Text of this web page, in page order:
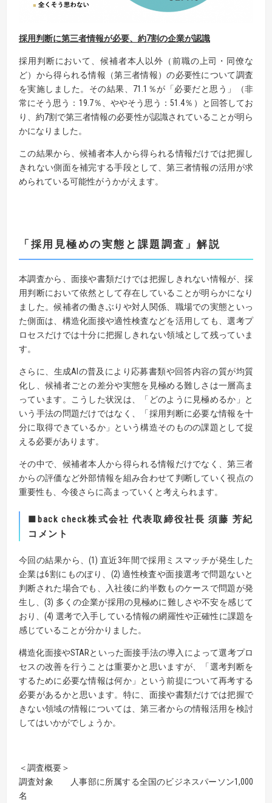
採用判断に第三者情報が必要、 約7割の企業が認識
採用判断において、候補者本人以外（前職の上司・同僚な
ど）から得られる情報（第三者情報）の必要性について調査
を実施しました。その結果、71.1％が「必要だと思う」（非
常にそう思う：19.7％、ややそう思う：51.4％）と回答してお
り、約7割で第三者情報の必要性が認識されていることが明ら
かになりました。
この結果から、候補者本人から得られる情報だけでは把握し
きれない側面を補完する手段として、第三者情報の活用が求
められている可能性がうかがえます。
「採用見極めの実態と課題調査」解説
本調査から、面接や書類だけでは把握しきれない情報が、採
用判断において依然として存在していることが明らかになり
ました。候補者の働きぶりや対人関係、職場での実態といっ
た側面は、構造化面接や適性検査などを活用しても、選考プ
ロセスだけでは十分に把握しきれない領域として残っていま
す。
さらに、生成AIの普及により応募書類や回答内容の質が均質
化し、候補者ごとの差分や実態を見極める難しさは一層高ま
っています。こうした状況は、「どのように見極めるか」と
いう手法の問題だけではなく、「採用判断に必要な情報を十
分に取得できているか」という構造そのものの課題として捉
える必要があります。
その中で、候補者本人から得られる情報だけでなく、第三者
からの評価など外部情報を組み合わせて判断していく視点の
重要性も、今後さらに高まっていくと考えられます。
■ back check株式会社 代表取締役社長 須藤 芳紀
コメント
今回の結果から、(1) 直近3年間で採用ミスマッチが発生した
企業は6割にものぼり、(2) 適性検査や面接選考で問題ないと
判断された場合でも、入社後に約半数ものケースで問題が発
生し、(3) 多くの企業が採用の見極めに難しさや不安を感じて
おり、(4) 選考で入手している情報の網羅性や正確性に課題を
感じていることが分かりました。
構造化面接やSTARといった面接手法の導入によって選考プロ
セスの改善を行うことは重要かと思いますが、「選考判断を
するために必要な情報は何か」という前提について再考する
必要があるかと思います。特に、面接や書類だけでは把握で
きない領域の情報については、第三者からの情報活用を検討
してはいかがでしょうか。
＜調査概要＞
調査対象 人事部に所属する全国のビジネスパーソン1,000
名